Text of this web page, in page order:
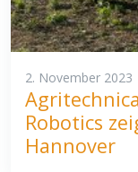
2. November 2023
Robotics
Hannover